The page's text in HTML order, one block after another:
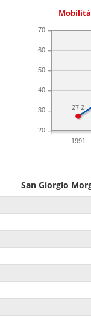
1991
20
30
40
50
60
70
27.2
San Giorgio